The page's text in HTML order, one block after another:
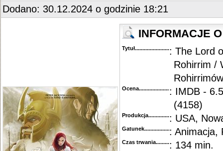
Dodano: 30.12.2024 o godzinie 18:21
INFORMACJE
Tytuł............................................
: The Lord
Rohirrim /
Rohirrimów
Ocena.............................................
: IMDB -
(4158)
Produkcja.........................................
: USA,
Gatunek...........................................
: Animacja,
Czas trwania......................................
: 134 min.